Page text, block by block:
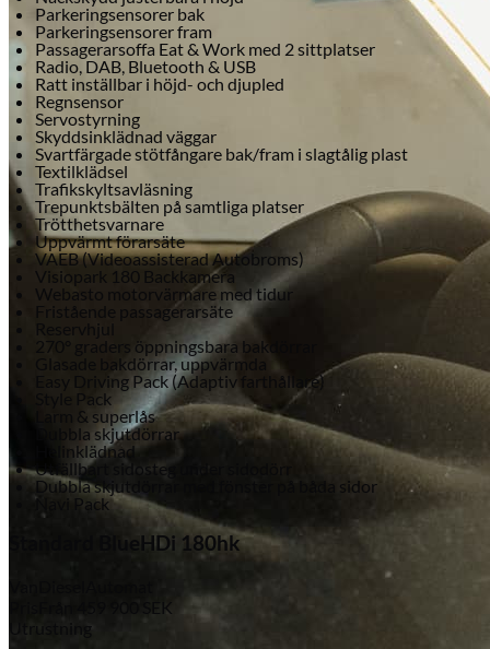
Parkeringsensorer bak
Parkeringsensorer fram
Passagerarsoffa Eat & Work med 2 sittplatser
Radio, DAB, Bluetooth & USB
Ratt inställbar i höjd- och djupled
Regnsensor
Servostyrning
Skyddsinklädnad väggar
Svartfärgade stötfångare bak/fram i slagtålig plast
Textilklädsel
Trafikskyltsavläsning
Trepunktsbälten på samtliga platser
Trötthetsvarnare
Uppvärmt förarsäte
VAEB (Videoassisterad Autobroms)
Visiopark 180 Backkamera
Webasto motorvärmare med tidur
Fristående passagerarsäte
270° graders öppningsbara bakdörrar
Glasade bakdörrar, uppvärmda
Easy Driving Pack (Adaptiv farthållare)
Style Pack
Larm & superlås
Dubbla skjutdörrar
Helinklädnad
Utfällbart sidosteg under sidodörr
Dubbla skjutdörrar med fönster på båda sidor
Navi Pack
Standard BlueHDi 180hk
SEK
Utrustning